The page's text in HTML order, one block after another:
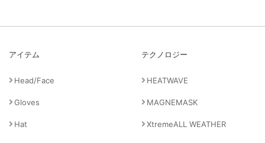
アイテム
Head/Face
Gloves
Hat
テクノロジー
HEATWAVE
MAGNEMASK
XtremeALL WEATHER